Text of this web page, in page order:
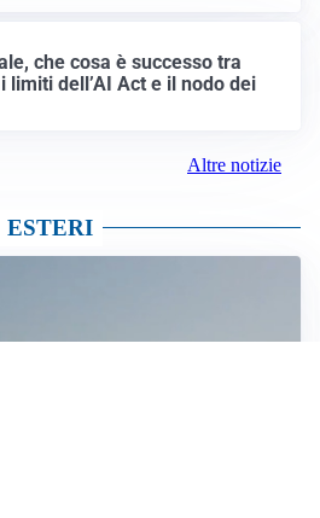
che cosa è successo tra
limiti dell’AI Act e il nodo dei
Altre notizie
ESTERI